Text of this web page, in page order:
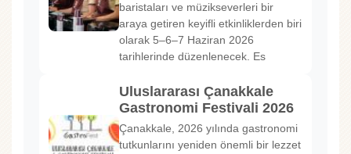
baristaları ve müzikseverleri bir
araya getiren keyifli etkinliklerden biri
olarak 5–6–7 Haziran 2026
tarihlerinde düzenlenecek. Es
Uluslararası Çanakkale
Gastronomi Festivali 2026
Çanakkale, 2026 yılında gastronomi
tutkunlarını yeniden önemli bir lezzet